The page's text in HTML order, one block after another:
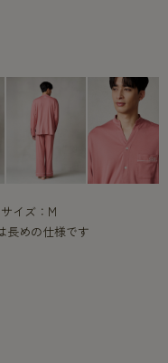
イズ：M
長めの仕様です